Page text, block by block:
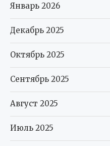
Январь 2026
Декабрь 2025
Октябрь 2025
Сентябрь 2025
Август 2025
Июль 2025